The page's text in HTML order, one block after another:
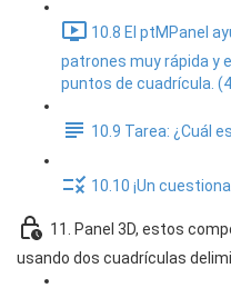
10.8 El ptMPanel
patrones muy rápida y
puntos de cuadrícula.
10.9 Tarea: ¿Cuál
10.10 ¡Un
11. Panel 3D, estos
usando dos cuadrículas